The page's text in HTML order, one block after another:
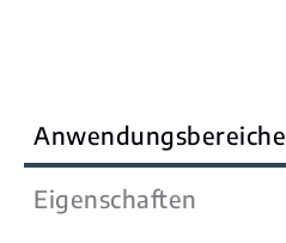
Anwendungsbereiche
Eigenschaften